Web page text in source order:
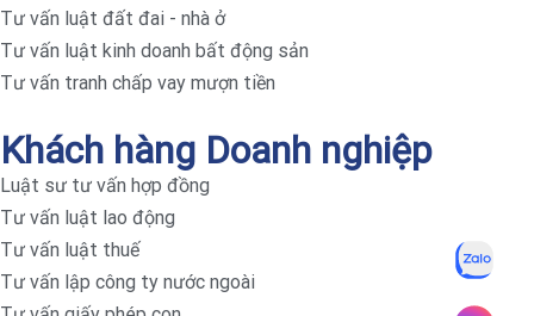
Tư vấn luật đất đai - nhà ở
Tư vấn luật kinh doanh bất động sản
Tư vấn tranh chấp vay mượn tiền
Khách hàng Doanh nghiệp
Luật sư tư vấn hợp đồng
Tư vấn luật lao động
Tư vấn luật thuế
Tư vấn lập công ty nước ngoài